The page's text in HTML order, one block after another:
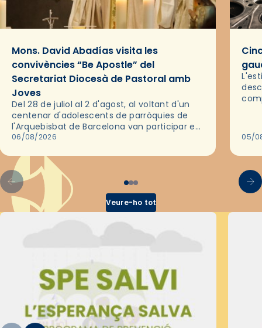
Mons. David Abadías visita les
convivències “Be Apostle” del
Secretariat Diocesà de Pastoral amb
Joves
Del 28 de juliol al 2 d'agost, al voltant d'un
centenar d'adolescents de parròquies de
l'Arquebisbat de Barcelona van participar en
les convivències Be Apostle, organitzades
06/08/2026 05/
Veure-ho tot